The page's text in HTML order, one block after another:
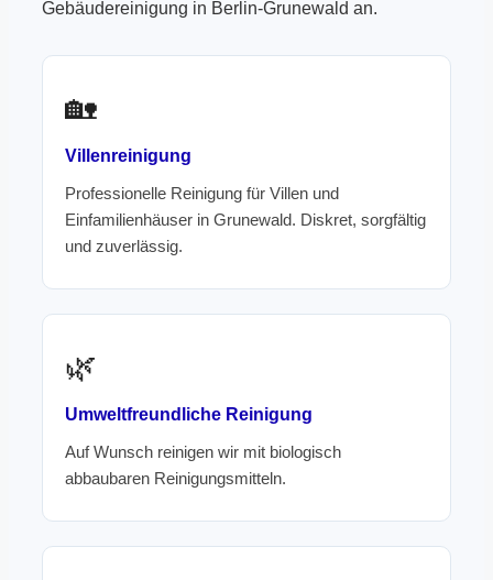
Gebäudereinigung in Berlin-Grunewald an.
🏡
Villenreinigung
Professionelle Reinigung für Villen und
Einfamilienhäuser in Grunewald. Diskret, sorgfältig
und zuverlässig.
🌿
Umweltfreundliche Reinigung
Auf Wunsch reinigen wir mit biologisch
abbaubaren Reinigungsmitteln.